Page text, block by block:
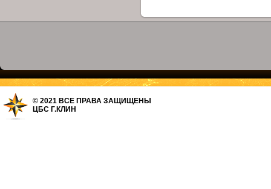
© 2021 ВСЕ ПРАВА ЗАЩИЩЕНЫ
ЦБС Г.КЛИН